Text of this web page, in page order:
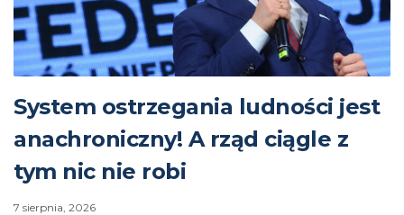
System ostrzegania ludności jest
anachroniczny! A rząd ciągle z
tym nic nie robi
7 sierpnia, 2026